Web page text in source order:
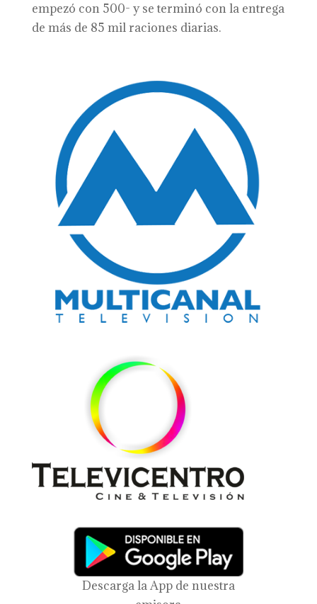
empezó con 500- y se terminó con la entrega
de más de 85 mil raciones diarias.
Descarga la App de nuestra